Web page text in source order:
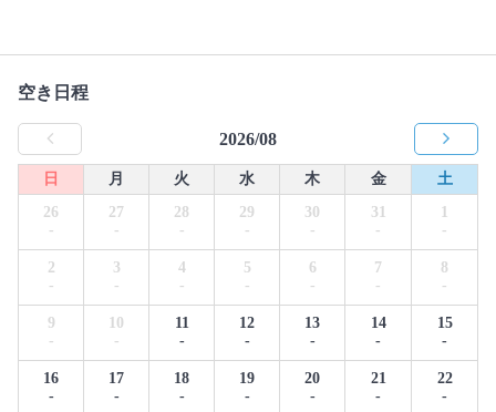
空き日程
2026/08
日 月 火 水 木 金
土
26
-
27
-
28
-
29
-
30
-
31
-
1
-
2
-
3
-
4
-
5
-
6
-
7
-
8
-
9
-
10
-
11
-
12
-
13
-
14
-
15
-
16
-
17
-
18
-
19
-
20
-
21
-
22
-